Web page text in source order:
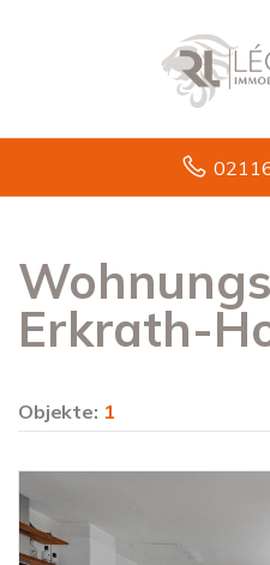
Erkrath-
Objekte: 1